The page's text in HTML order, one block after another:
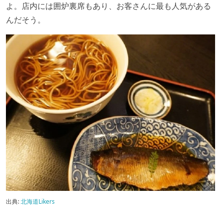
よ。店内には囲炉裏席もあり、お客さんに最も人気がある
んだそう。
出典:北海道Likers